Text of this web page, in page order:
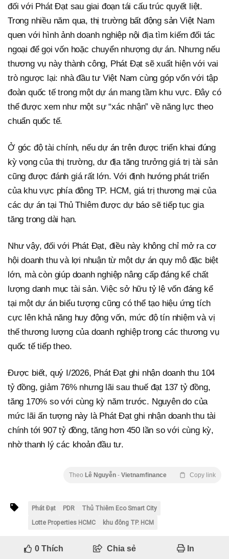
đối với Phát Đạt sau giai đoạn tái cấu trúc quyết liệt.
Trong nhiều năm qua, thị trường bất động sản Việt Nam
quen với hình ảnh doanh nghiệp nội địa tìm kiếm đối tác
ngoại để gọi vốn hoặc chuyển nhượng dự án. Nhưng nếu
thương vụ này thành công, Phát Đạt sẽ xuất hiện với vai
trò ngược lại: nhà đầu tư Việt Nam cùng góp vốn với tập
đoàn quốc tế trong một dự án mang tầm khu vực. Đây có
thể được xem như một sự “xác nhận” về năng lực theo
chuẩn quốc tế.
Ở góc độ tài chính, nếu dự án trên được triển khai đúng
kỳ vọng của thị trường, dư địa tăng trưởng giá trị tài sản
cũng được đánh giá rất lớn. Với định hướng phát triển
của khu vực phía đông TP. HCM, giá trị thương mại của
các dự án tại Thủ Thiêm được dự báo sẽ tiếp tục gia
tăng trong dài hạn.
Như vậy, đối với Phát Đạt, điều này không chỉ mở ra cơ
hội doanh thu và lợi nhuận từ một dự án quy mô đặc biệt
lớn, mà còn giúp doanh nghiệp nâng cấp đáng kể chất
lượng danh mục tài sản. Việc sở hữu tỷ lệ vốn đáng kể
tại một dự án biểu tượng cũng có thể tạo hiệu ứng tích
cực lên khả năng huy động vốn, mức độ tín nhiệm và vị
thế thương lượng của doanh nghiệp trong các thương vụ
quốc tế tiếp theo.
Được biết, quý I/2026, Phát Đạt ghi nhận doanh thu 104
tỷ đồng, giảm 76% nhưng lãi sau thuế đạt 137 tỷ đồng,
tăng 170% so với cùng kỳ năm trước. Nguyên do của
mức lãi ấn tượng này là Phát Đạt ghi nhận doanh thu tài
chính tới 907 tỷ đồng, tăng hơn 450 lần so với cùng kỳ,
nhờ thanh lý các khoản đầu tư.
Theo Lê Nguyễn - Vietnamfinance Copy link
Phát Đạt PDR
Thủ Thiêm Eco Smart City
Lotte Properties HCMC
khu đông TP. HCM
0Thích Chia sẻ In